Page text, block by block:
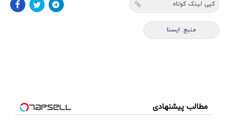
کپی لینک کوتاه
منبع: ايسنا
مطالب پیشنهادی